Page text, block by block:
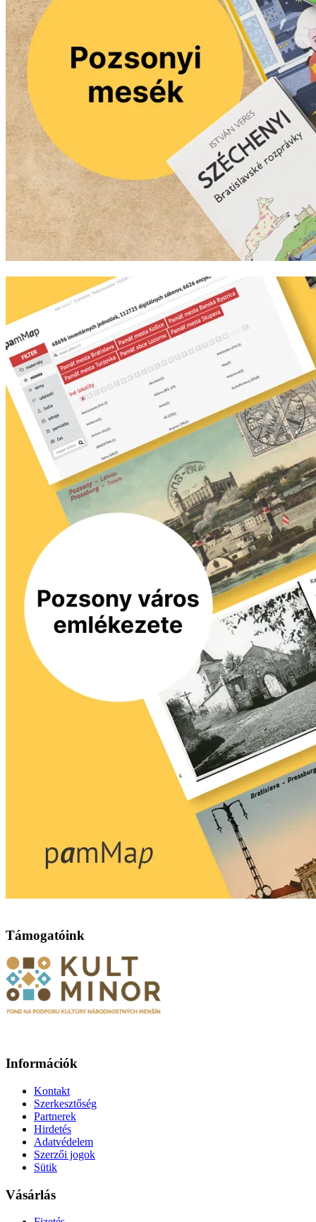
Támogatóink
Információk
Kontakt
Szerkesztőség
Partnerek
Hirdetés
Adatvédelem
Szerzői jogok
Sütik
Vásárlás